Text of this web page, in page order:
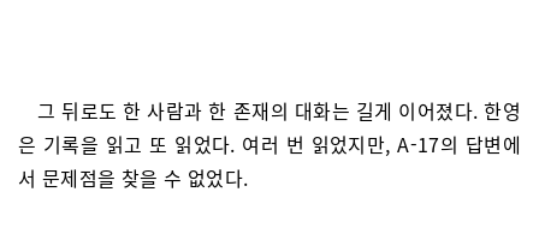
그 뒤로도 한 사람과 한 존재의 대화는 길게 이어졌다. 한영
은 기록을 읽고 또 읽었다. 여러 번 읽었지만, A-17의 답변에
서 문제점을 찾을 수 없었다.